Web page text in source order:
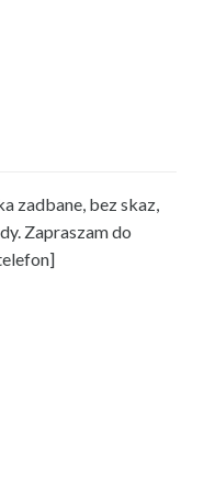
zadbane, bez skaz,
Zapraszam do